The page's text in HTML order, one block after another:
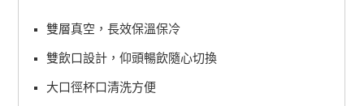
雙層真空，長效保溫保冷
雙飲口設計，仰頭暢飲隨心切換
大口徑杯口清洗方便